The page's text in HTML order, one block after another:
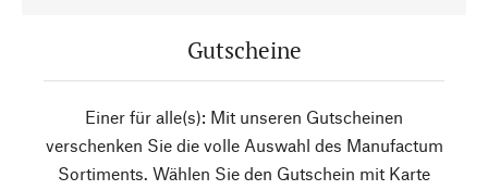
Gutscheine
Einer für alle(s): Mit unseren Gutscheinen
verschenken Sie die volle Auswahl des Manufactum
Sortiments. Wählen Sie den Gutschein mit Karte